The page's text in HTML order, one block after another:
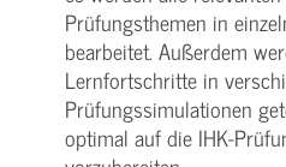
Prüfungsthemen in
bearbeitet. Außerdem
Lernfortschritte in
Prüfungssimulationen
optimal auf die IHK-